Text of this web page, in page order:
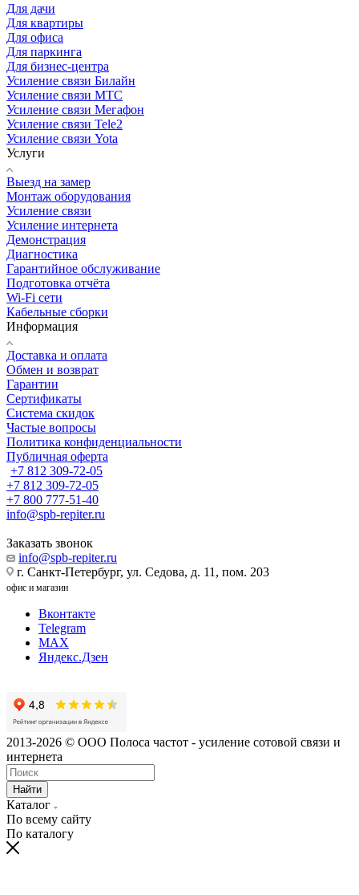
Для дачи
Для квартиры
Для офиса
Для паркинга
Для бизнес-центра
Усиление связи Билайн
Усиление связи МТС
Усиление связи Мегафон
Усиление связи Tele2
Усиление связи Yota
Услуги
Выезд на замер
Монтаж оборудования
Усиление связи
Усиление интернета
Демонстрация
Диагностика
Гарантийное обслуживание
Подготовка отчёта
Wi-Fi сети
Кабельные сборки
Информация
Доставка и оплата
Обмен и возврат
Гарантии
Сертификаты
Система скидок
Частые вопросы
Политика конфиденциальности
Публичная оферта
+7 812 309-72-05
+7 812 309-72-05
+7 800 777-51-40
info@spb-repiter.ru
Заказать звонок
info@spb-repiter.ru
г. Санкт-Петербург, ул. Седова, д. 11, пом. 203
офис и магазин
Вконтакте
Telegram
MAX
Яндекс.Дзен
2013-2026 © ООО Полоса частот - усиление сотовой связи и
интернета
Найти
Каталог
По всему сайту
По каталогу